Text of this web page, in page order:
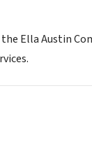
the Ella Austin